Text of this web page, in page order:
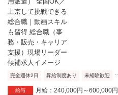
完全週休2日 昇給制度あり 未経験歓迎
給与 月給：240,000円～600,000円